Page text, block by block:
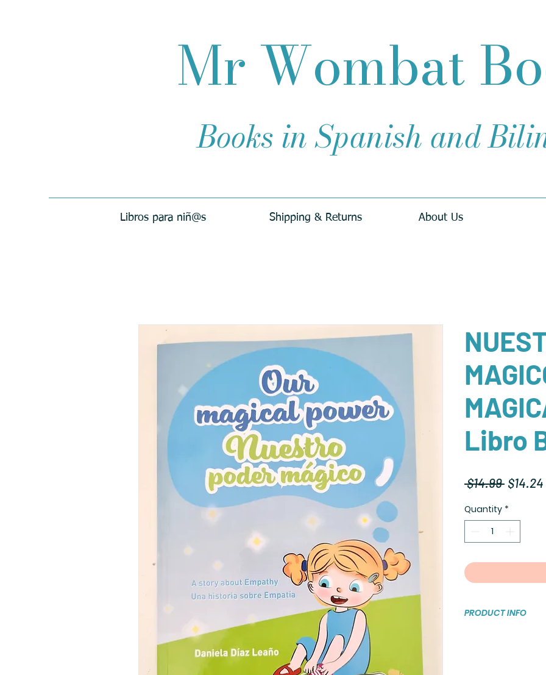
Mr Wombat
Books in Spanish and
Libros para niñ@s Shipping & Returns About Us
Libro
$14.99 Regular
$14.24
Quantity *
PRODUCT INFO